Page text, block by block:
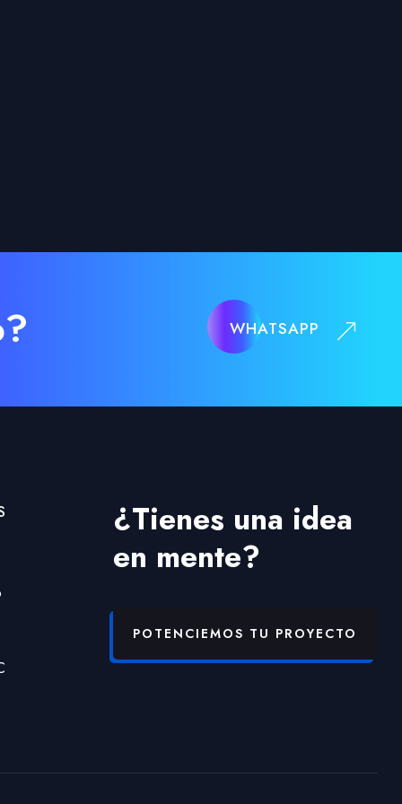
WHATSAPP
¿Tienes una idea
en mente?
POTENCIEMOS TU PROYECTO